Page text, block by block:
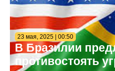
23 мая, 2025 | 00:50
В Бразилии
противостоять